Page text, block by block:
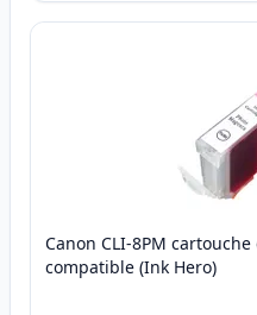
Canon CLI-8PM
compatible (Ink Hero)